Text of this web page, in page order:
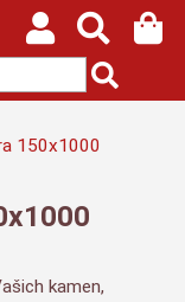
150x1000
kamen,